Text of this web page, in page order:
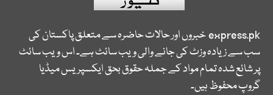
express.pkخبروں اور حالات حاضرہ سے متعلق پاکستان کی
سب سے زیادہ وزٹ کی جانے والی ویب سائٹ ہے۔ اس ویب سائٹ
پر شائع شدہ تمام مواد کے جملہ حقوق بحق ایکسپریس میڈیا
گروپ محفوظ ہیں۔